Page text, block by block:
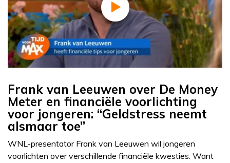
Frank van Leeuwen over De Money
Meter en financiële voorlichting
voor jongeren: “Geldstress neemt
alsmaar toe”
WNL-presentator Frank van Leeuwen wil jongeren
voorlichten over verschillende financiële kwesties. Want